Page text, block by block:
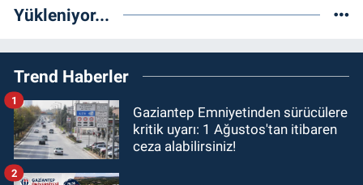
Yükleniyor...
Trend Haberler
Gaziantep Emniyetinden sürücülere
kritik uyarı: 1 Ağustos'tan itibaren
ceza alabilirsiniz!
1
2